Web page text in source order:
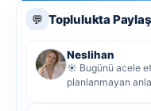
💬 Toplulukta
Neslihan
☀️ Bugünü acele
planlanmayan